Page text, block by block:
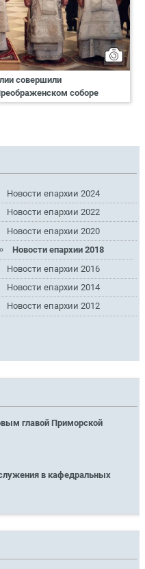
совершили
соборе
Новости епархии 2024
Новости епархии 2022
Новости епархии 2020
Новости епархии 2018
Новости епархии 2016
Новости епархии 2014
Новости епархии 2012
главой Приморской
в кафедральных